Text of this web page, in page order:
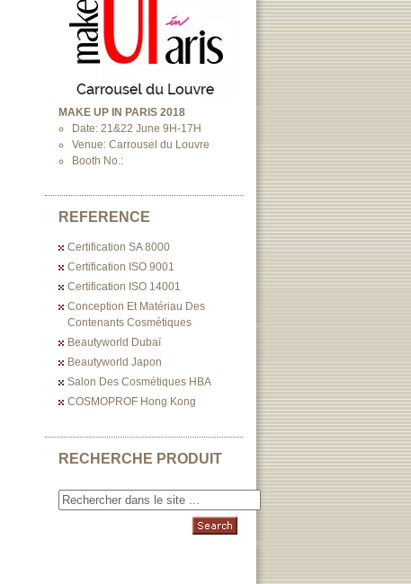
MAKE UP IN PARIS 2018
Date: 21&22 June 9H-17H
Venue: Carrousel du Louvre
Booth No.:
REFERENCE
Certification SA 8000
Certification ISO 9001
Certification ISO 14001
Conception Et Matériau Des
Contenants Cosmétiques
Beautyworld Dubaï
Beautyworld Japon
Salon Des Cosmétiques HBA
COSMOPROF Hong Kong
RECHERCHE PRODUIT